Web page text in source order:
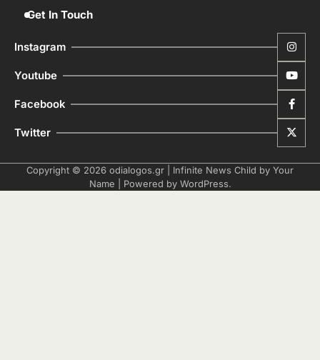
Get In Touch
Instagram
Youtube
Facebook
Twitter
Copyright © 2026 odialogos.gr | Infinite News Child by Your
Name | Powered by WordPress.